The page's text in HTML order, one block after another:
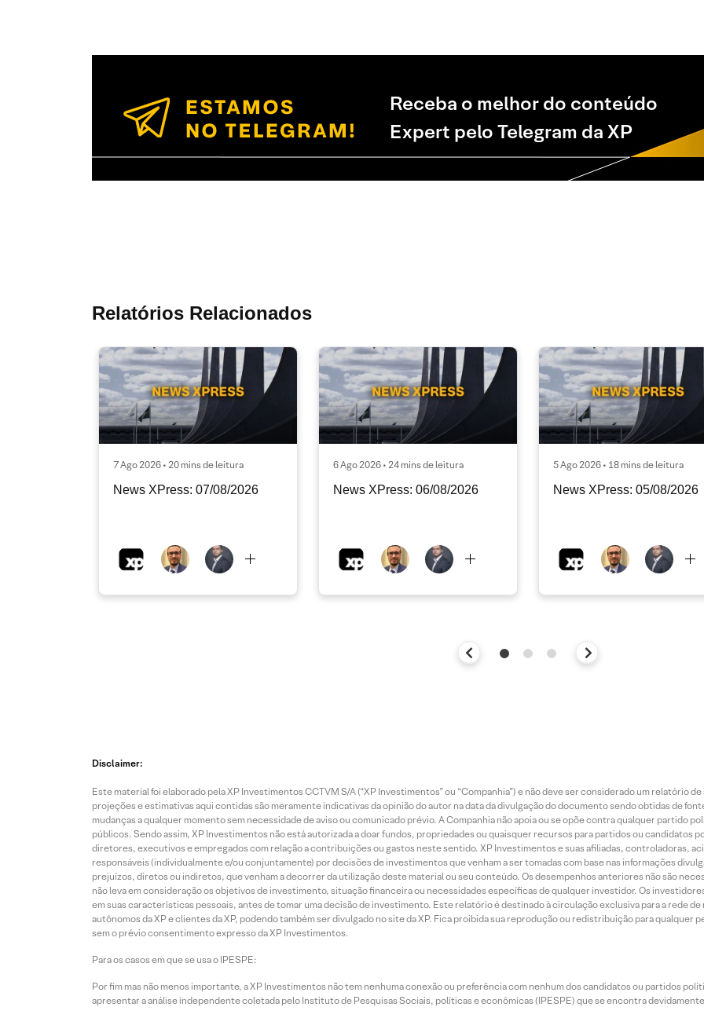
Receba o melhor do conteúdo
Expert pelo Telegram da XP
Relatórios Relacionados
7 Ago 2026 • 20 mins de leitura
News XPress: 07/08/2026
6 Ago 2026 • 24 mins de leitura
News XPress: 06/08/2026
5 Ago 2026 • 18 mins de leitura
News XPress: 05/08/2026
Disclaimer:
Este material foi elaborado pela XP Investimentos CCTVM S/A (“XP Investimentos” ou “Companhia”) e não deve ser considerado um relatório
projeções e estimativas aqui contidas são meramente indicativas da opinião do autor na data da divulgação do documento sendo obtidas de
mudanças a qualquer momento sem necessidade de aviso ou comunicado prévio. A Companhia não apoia ou se opõe contra qualquer partido
públicos. Sendo assim, XP Investimentos não está autorizada a doar fundos, propriedades ou quaisquer recursos para partidos ou candidatos
diretores, executivos e empregados com relação a contribuições ou gastos neste sentido. XP Investimentos e suas afiliadas, controladoras,
responsáveis (individualmente e/ou conjuntamente) por decisões de investimentos que venham a ser tomadas com base nas informações
prejuízos, diretos ou indiretos, que venham a decorrer da utilização deste material ou seu conteúdo. Os desempenhos anteriores não são
não leva em consideração os objetivos de investimento, situação financeira ou necessidades específicas de qualquer investidor. Os
em suas características pessoais, antes de tomar uma decisão de investimento. Este relatório é destinado à circulação exclusiva para a rede
autônomos da XP e clientes da XP, podendo também ser divulgado no site da XP. Fica proibida sua reprodução ou redistribuição para qualquer
sem o prévio consentimento expresso da XP Investimentos.
Para os casos em que se usa o IPESPE:
Por fim mas não menos importante, a XP Investimentos não tem nenhuma conexão ou preferência com nenhum dos candidatos ou partidos
apresentar a análise independente coletada pelo Instituto de Pesquisas Sociais, políticas e econômicas (IPESPE) que se encontra